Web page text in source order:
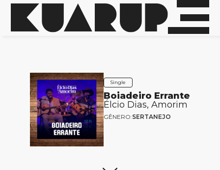
Single
Boiadeiro Errante
Élcio Dias, Amorim
GÊNERO:SERTANEJO